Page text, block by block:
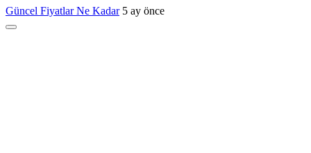
Güncel Fiyatlar Ne Kadar 5 ay önce